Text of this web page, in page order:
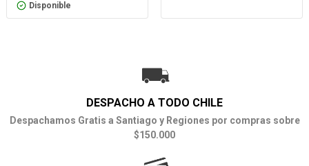
Disponible
DESPACHO A TODO CHILE
Despachamos Gratis a Santiago y Regiones por compras sobre
$150.000